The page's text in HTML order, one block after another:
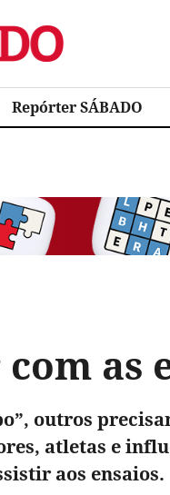
Repórter SÁBADO
as
outros
atletas e
aos ensaios.